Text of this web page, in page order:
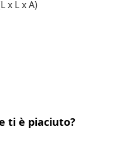
x L x A)
ti è piaciuto?